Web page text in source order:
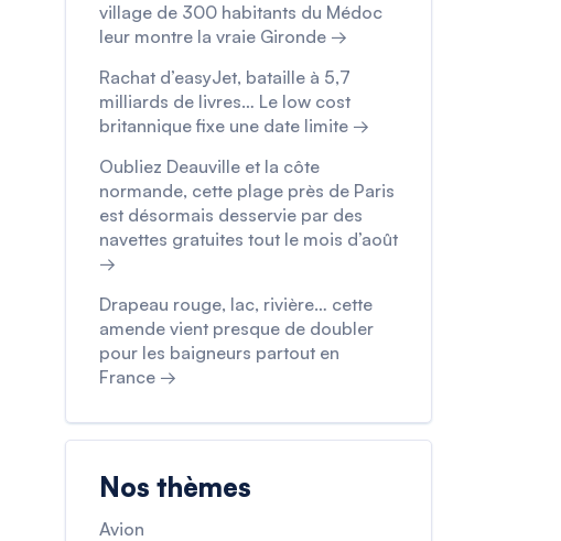
village de 300 habitants du Médoc
leur montre la vraie Gironde →
Rachat d’easyJet, bataille à 5,7
milliards de livres… Le low cost
britannique fixe une date limite →
Oubliez Deauville et la côte
normande, cette plage près de Paris
est désormais desservie par des
navettes gratuites tout le mois d’août
→
Drapeau rouge, lac, rivière… cette
amende vient presque de doubler
pour les baigneurs partout en
France →
Nos thèmes
Avion